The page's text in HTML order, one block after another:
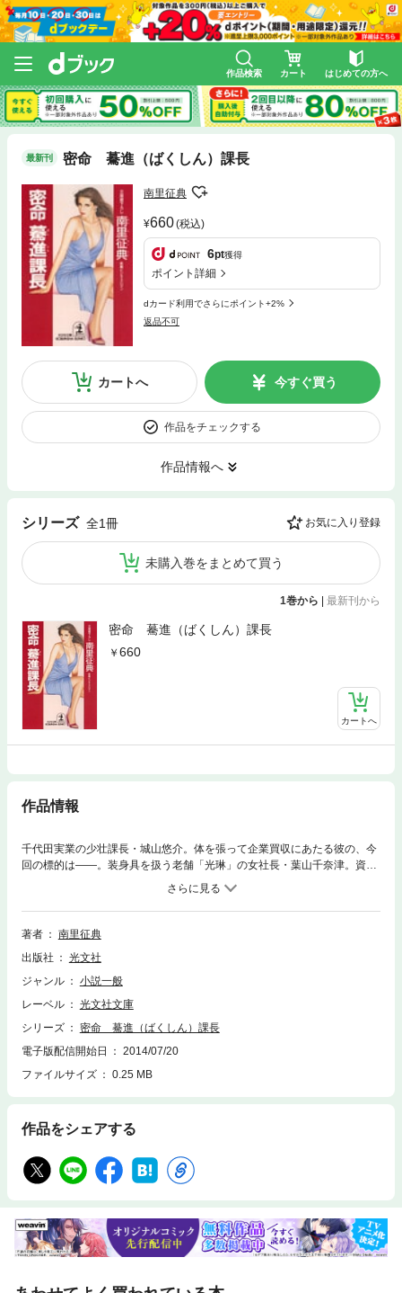
作品検索 カート はじめての方へ
最新刊 密命 驀進（ばくしん）課長
南里征典
660(税込)
6pt獲得
ポイント詳細
dカード利用でさらにポイント+2%
返品不可
カートへ 今すぐ買う
作品をチェックする
作品情報へ
シリーズ 全1冊 お気に入り登録
未購入巻をまとめて買う
1巻から | 最新刊から
密命 驀進（ばくしん）課長
660
カートへ
作品情報
千代田実業の少壮課長・城山悠介。体を張って企業買収にあたる彼の、今
回の標的は――。装身具を扱う老舗「光琳」の女社長・葉山千奈津。資金
繰りに窮した彼女が、企業再建の相談を持ちかけてきた。美しい肢体を抛
（なげう）って城山に援助を求める千奈津の秘密とは……？ ＯＬ、秘
書、未亡人社長。困窮する美女と企業にカンフル剤を射（う）つ男の痛快
譚（つうかいたん）！
著者
南里征典
出版社
光文社
ジャンル
小説一般
レーベル
光文社文庫
シリーズ
密命 驀進（ばくしん）課長
電子版配信開始日
2014/07/20
ファイルサイズ
0.25 MB
作品をシェアする